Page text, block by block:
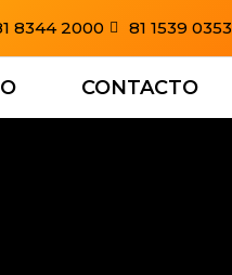
8344 2000 81 1539 0353
CONTACTO